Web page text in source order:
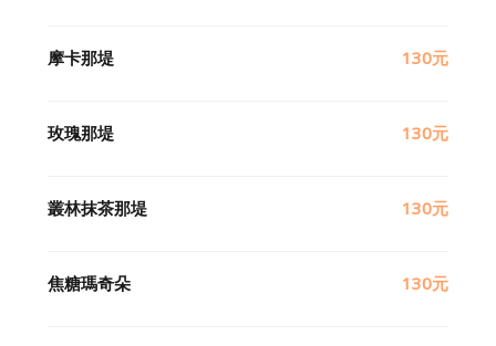
摩卡那堤 130元
玫瑰那堤 130元
叢林抹茶那堤 130元
焦糖瑪奇朵 130元